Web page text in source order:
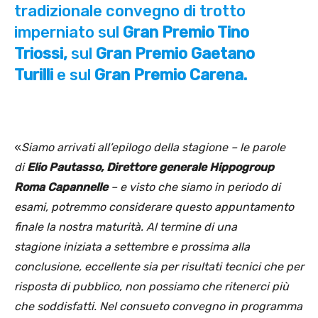
tradizionale convegno di trotto
imperniato sul Gran Premio Tino
Triossi, sul Gran Premio Gaetano
Turilli e sul Gran Premio Carena.
«Siamo arrivati all’epilogo della stagione – le parole
diElio Pautasso, Direttore generale Hippogroup
Roma Capannelle – e visto che siamo in periodo di
esami, potremmo considerare questo appuntamento
finale la nostra maturità. Al termine di una
stagione iniziata a settembre e prossima alla
conclusione, eccellente sia per risultati tecnici che per
risposta di pubblico, non possiamo che ritenerci più
che soddisfatti. Nel consueto convegno in programma